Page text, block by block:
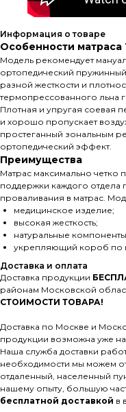
Информация о товаре
Особенности матраса
Модель рекомендует
ортопедический
разной жесткости и
термопрессованного льна
Плотная и упругая соевая
и хорошо пропускает
простеганный зональным
ортопедический эффект.
Преимущества
Матрас максимально четко
поддержки каждого
проваливания в матрас.
медицинское изделие;
высокая жесткость;
натуральные
укрепляющий короб по
Доставка и оплата
Доставка продукции
районам Московской
СТОИМОСТИ ТОВАРА!
Доставка по Москве и
продукции возможна уже
Наша служба доставки
необходимости мы можем
отдаленный, населенный
нашему опыту, большую
бесплатной доставкой в